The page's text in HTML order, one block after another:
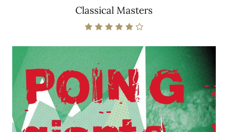
Classical Masters